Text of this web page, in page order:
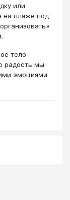
или
на пляже под
тело
радость мы
эмоциями